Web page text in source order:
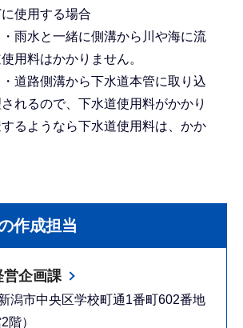
使用する場合
雨水と一緒に側溝から川や海に流
用料はかかりません。
道路側溝から下水道本管に取り込
れるので、下水道使用料がかかり
るようなら下水道使用料は、かか
作成担当
企画課
潟市中央区学校町通1番町602番地
階）